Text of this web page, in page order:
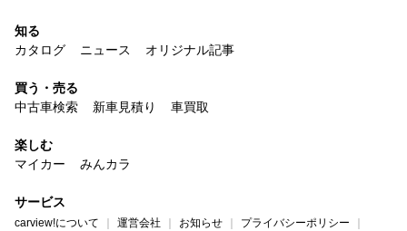
知る
カタログ
ニュース オリジナル記事
買う・売る
中古車検索
新車見積り 車買取
楽しむ
マイカー
みんカラ
サービス
carview!について 運営会社 お知らせ
プライバシーポリシー